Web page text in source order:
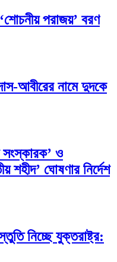
পরাজয়’ বরণ
আবীরের নামে দুদকে
ও
শহীদ’ ঘোষণার নির্দেশ
নিচ্ছে যুক্তরাষ্ট্র: